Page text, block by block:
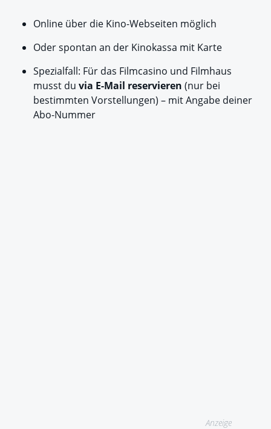
Online über die Kino-Webseiten möglich
Oder spontan an der Kinokassa mit Karte
Spezialfall: Für das Filmcasino und Filmhaus
musst du via E-Mail reservieren (nur bei
bestimmten Vorstellungen) – mit Angabe deiner
Abo-Nummer
Anzeige